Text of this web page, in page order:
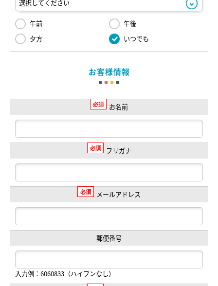
午前
午後
夕方
いつでも
お客様情報
必須 お名前
必須 フリガナ
必須 メールアドレス
郵便番号
入力例：6060833（ハイフンなし）